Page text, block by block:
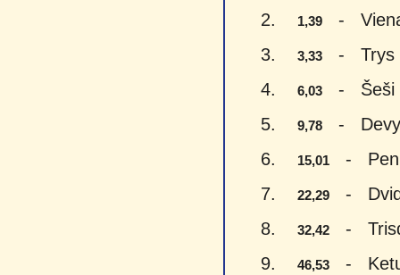
2.
1,39
-
3.
3,33
- Trys
4.
6,03
- Šeši
5.
9,78
-
6.
15,01
-
7.
22,29
-
8.
32,42
-
9.
46,53
-